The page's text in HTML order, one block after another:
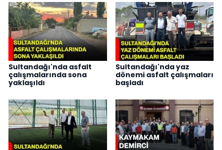
Sultandağı'nda asfalt
çalışmalarında sona
yaklaşıldı
Sultandağı'nda yaz
dönemi asfalt çalışmaları
başladı